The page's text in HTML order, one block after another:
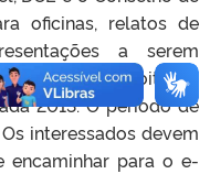
oficinas, relatos de
a serem
da tarde e noite do
2013. O período de
interessados devem
encaminhar para o e-